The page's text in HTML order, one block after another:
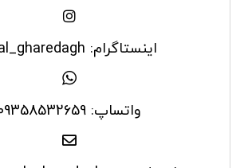
اینستاگرام: asal_gharedagh
واتساپ: 09358532659